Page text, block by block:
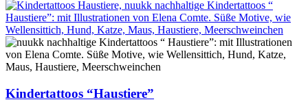
Kindertattoos “Haustiere”